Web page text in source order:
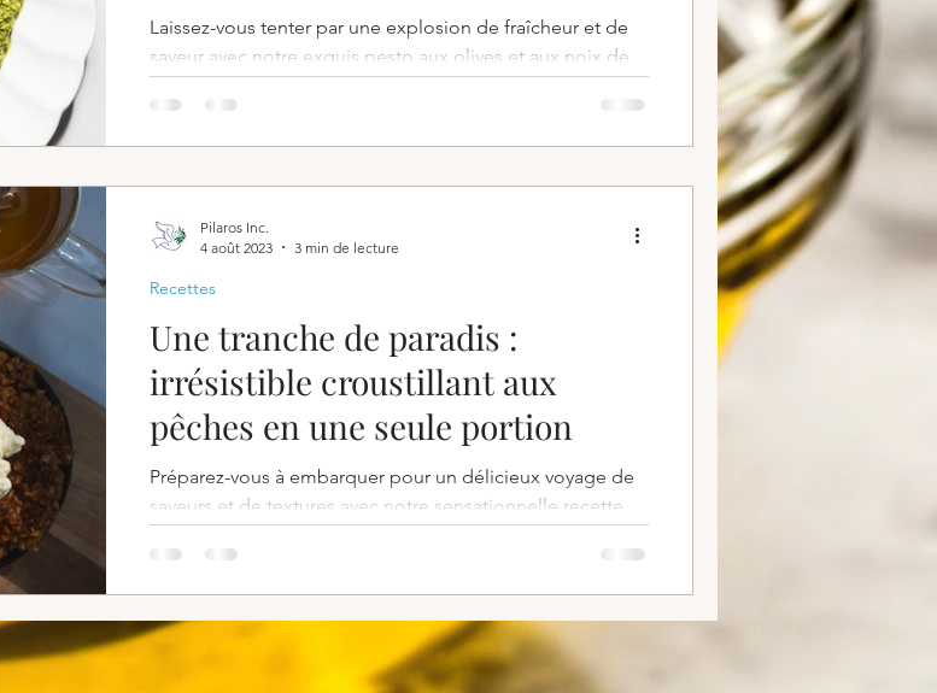
Laissez-vous tenter par une explosion de fraîcheur et de
saveur avec notre exquis pesto aux olives et aux noix de
cajou.
Une tranche de paradis :
irrésistible croustillant aux
pêches en une seule portion
Préparez-vous à embarquer pour un délicieux voyage de
saveurs et de textures avec notre sensationnelle recette
Recettes
Pilaros Inc.
4 août 2023
3 min de lecture